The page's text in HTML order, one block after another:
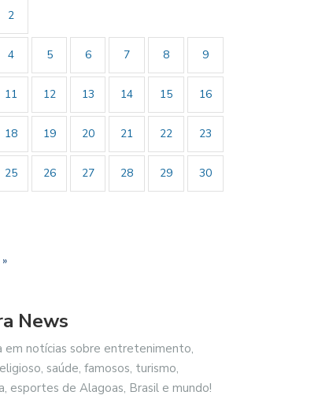
2
4 5 6 7 8 9
11 12 13 14 15 16
18 19 20 21 22 23
25 26 27 28 29 30
News
em notícias sobre entretenimento,
saúde, famosos, turismo,
esportes de Alagoas, Brasil e mundo!